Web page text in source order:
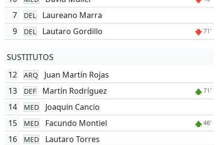
7 DEL
Laureano Marra
9
DEL Lautaro Gordillo 71'
SUSTITUTOS
12
ARQ
Juan Martín Rojas
13
DEF Martín Rodríguez 71'
14 MED
Joaquin Cancio
15
MED Facundo Montiel 46'
16 MED
Lautaro Torres